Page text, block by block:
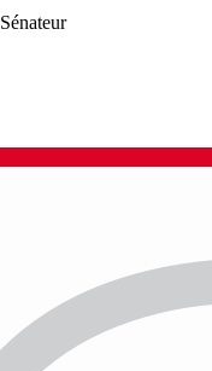
Sénateur